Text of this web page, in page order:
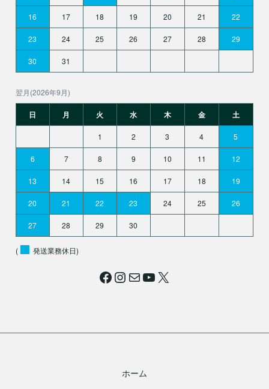
16 17 18 19 20 21 22
23 24 25 26 27 28 29
30 31
翌月(2026年9月)
日 月 火 水 木 金 土
1 2 3 4 5
6 7 8 9 10 11 12
13 14 15 16 17 18 19
20 21 22 23 24 25 26
27 28 29 30
( 発送業務休日)
Facebook Instagram メールYouTube X
ホーム